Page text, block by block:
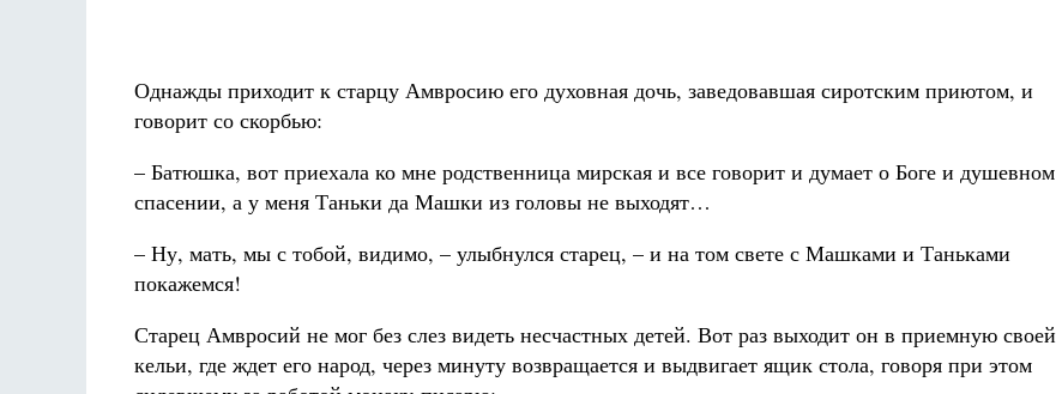
Однажды приходит к старцу Амвросию его духовная дочь, заведовавшая сиротским приютом, и
говорит со скорбью:
– Батюшка, вот приехала ко мне родственница мирская и все говорит и думает о Боге и душевном
спасении, а у меня Таньки да Машки из головы не выходят…
– Ну, мать, мы с тобой, видимо, – улыбнулся старец, – и на том свете с Машками и Таньками
покажемся!
Старец Амвросий не мог без слез видеть несчастных детей. Вот раз выходит он в приемную своей
кельи, где ждет его народ, через минуту возвращается и выдвигает ящик стола, говоря при этом